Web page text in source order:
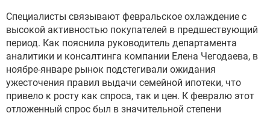
Специалисты связывают февральское охлаждение с
высокой активностью покупателей в предшествующий
период. Как пояснила руководитель департамента
аналитики и консалтинга компании Елена Чегодаева, в
ноябре-январе рынок подстегивали ожидания
ужесточения правил выдачи семейной ипотеки, что
привело к росту как спроса, так и цен. К февралю этот
отложенный спрос был в значительной степени